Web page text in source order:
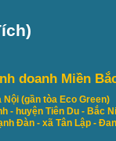
doanh Miền
Nội (gần tòa Eco Green)
- huyện Tiên Du - Bắc
Đàn - xã Tân Lập - Đan